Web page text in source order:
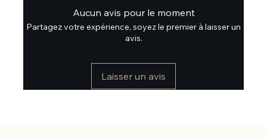
Aucun avis pour le moment
Partagez votre expérience, soyez le premier à laisser un
avis.
Laisser un avis